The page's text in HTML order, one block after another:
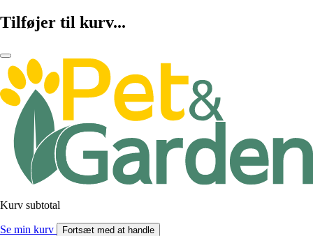
Tilføjer til kurv...
Kurv subtotal
Se min kurv Fortsæt med at handle